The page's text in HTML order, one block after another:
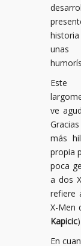
unas
Este
ve
más
propia
poca
a dos
refiere
X-Men
Kapicic
En